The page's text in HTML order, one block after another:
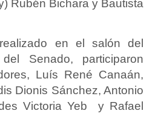
Rubén Bichara y Bautista
en el salón del
Senado, participaron
Luís René Canaán,
Dionis Sánchez, Antonio
Victoria Yeb y Rafael